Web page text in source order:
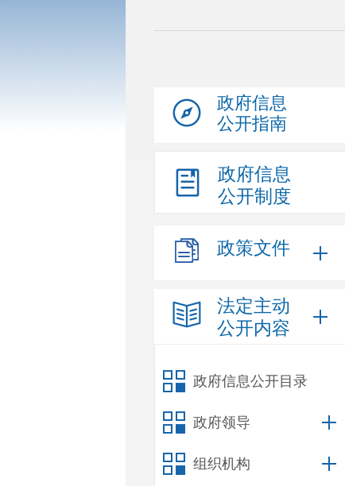
政府信息
公开指南
政府信息
公开制度
政策文件
法定主动
公开内容
政府信息公开目录
政府领导
组织机构